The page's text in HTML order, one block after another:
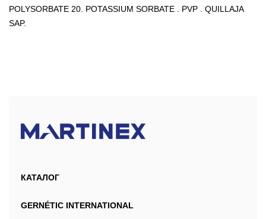
POLYSORBATE 20. POTASSIUM SORBATE . PVP . QUILLAJA
SAP.
КАТАЛОГ
GERNÉTIC INTERNATIONAL